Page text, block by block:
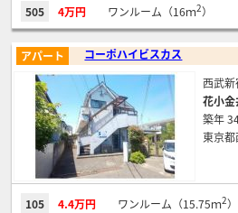
505 4万円 ワンルーム（16ｍ2）
コーポハイビスカス
アパート
西武新
花小金
築年
東京都
105 4.4万円 ワンルーム（15.75ｍ2）